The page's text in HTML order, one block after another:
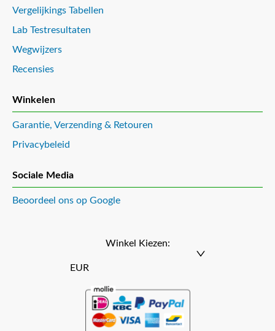
Vergelijkings Tabellen
Lab Testresultaten
Wegwijzers
Recensies
Winkelen
Garantie, Verzending & Retouren
Privacybeleid
Sociale Media
Beoordeel ons op Google
Winkel Kiezen:
EUR